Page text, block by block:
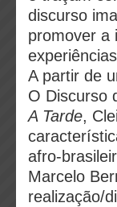
discurso
promover a
A partir de
O Discurso
A Tarde,
afro-
Marcelo
realização/